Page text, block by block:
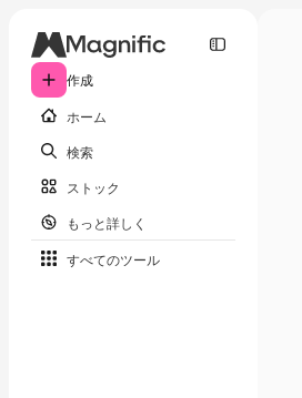
作成
ホーム
検索
ストック
もっと詳しく
すべてのツール